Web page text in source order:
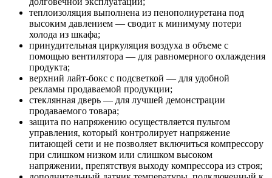
теплоизоляция выполнена из пенополиуретана под
высоким давлением — сводит к минимуму потери
холода из шкафа;
принудительная циркуляция воздуха в объеме с
помощью вентилятора — для равномерного охлаждения
продукта;
верхний лайт-бокс с подсветкой — для удобной
рекламы продаваемой продукции;
стеклянная дверь — для лучшей демонстрации
продаваемого товара;
защита по напряжению осуществляется пультом
управления, который контролирует напряжение
питающей сети и не позволяет включиться компрессору
при слишком низком или слишком высоком
напряжении, препятствуя выходу компрессора из строя;